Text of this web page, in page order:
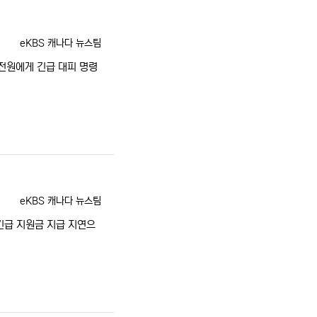
등록자
eKBS 캐나다 뉴스팀
원에게 긴급 대피 명령
등록자
eKBS 캐나다 뉴스팀
지원금 지급 지연으